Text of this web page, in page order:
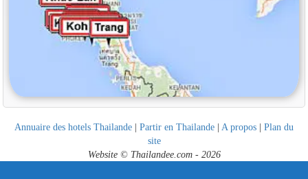
Annuaire des hotels Thailande | Partir en Thailande | A propos | Plan du
site
Website © Thailandee.com - 2026